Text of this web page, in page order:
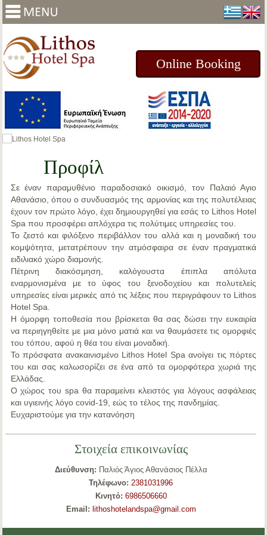
Online Booking
Προφίλ
Σε ένανπαραμυθένιο παραδοσιακό οικισμό, τον Παλαιό Αγιο
Αθανάσιο, όπου ο συνδυασμός της αρμονίας και της πολυτέλειας
έχουν τον πρώτο λόγο, έχει δημιουργηθεί για εσάς το Lithos Hotel
Spa που προσφέρει απλόχερα τις πολύτιμες υπηρεσίες του.
Το ζεστό και φιλόξενο περιβάλλον του αλλά και η μοναδική του
κομψότητα, μετατρέπουν την ατμόσφαιρα σε έναν πραγματικά
ειδιλιακό χώρο διαμονής.
Πέτρινη διακόσμηση, καλόγουστα έπιπλα απόλυτα
εναρμονισμένα με το ύφος του ξενοδοχείου και πολυτελείς
υπηρεσίες είναι μερικές από τις λέξεις που περιγράφουν το Lithos
Hotel Spa.
Η όμορφη τοποθεσία που βρίσκεται θα σας δώσει την ευκαιρία
να περιηγηθείτε με μια μόνο ματιά και να θαυμάσετε τις ομορφιές
του τόπου, αφού η θέα του είναι μοναδική.
Το πρόσφατα ανακαινισμένο Lithos Hotel Spa ανοίγει τις πόρτες
του και σας καλωσορίζει σε ένα από τα ομορφότερα χωριά της
Ελλάδας.
Ο χώρος του spa θα παραμείνει κλειστός για λόγους ασφάλειας
και υγιεινής λόγο covid-19, εώς το τέλος της πανδημίας.
Ευχαριστούμε για την κατανόηση
Στοιχεία επικοινωνίας
Διεύθυνση: Παλιός Άγιος Αθανάσιος Πέλλα
Τηλέφωνο: 2381031996
Κινητό: 6986506660
Email: lithoshotelandspa@gmail.com